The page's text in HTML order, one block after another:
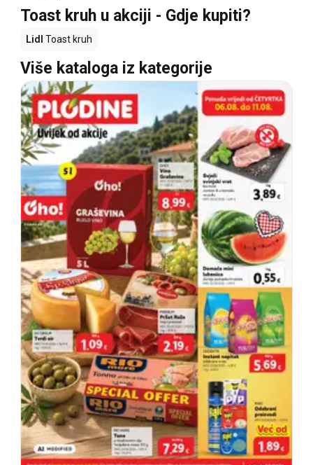
Toast kruh u akciji - Gdje kupiti?
Lidl Toast kruh
Više kataloga iz kategorije